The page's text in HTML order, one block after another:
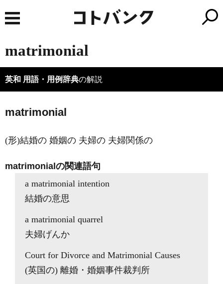
matrimonial
英和 用語・用例辞典の解説
matrimonial
(形)結婚の 婚姻の 夫婦の 夫婦関係の
matrimonialの関連語句
a matrimonial intention
結婚の意思
a matrimonial quarrel
夫婦げんか
Court for Divorce and Matrimonial Causes
(英国の) 離婚・婚姻事件裁判所